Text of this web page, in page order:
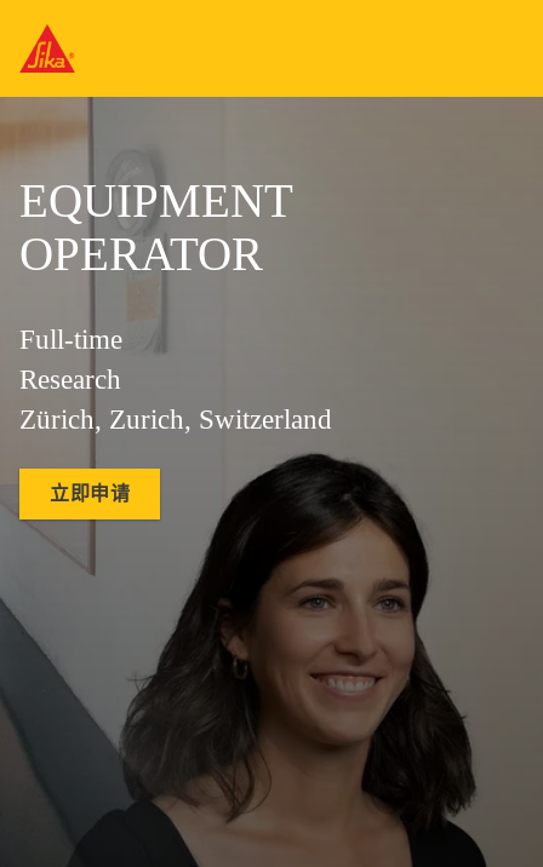
EQUIPMENT
OPERATOR
Full-time
Research
Zürich, Zurich, Switzerland
立即申请